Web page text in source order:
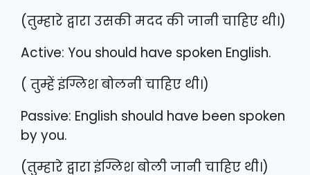
(तुम्हारे द्वारा उसकी मदद की जानी चाहिए थी।)
Active: You should have spoken English.
( तुम्हें इंग्लिश बोलनी चाहिए थी।)
Passive: English should have been spoken
by you.
(तुम्हारे द्वारा इंग्लिश बोली जानी चाहिए थी।)